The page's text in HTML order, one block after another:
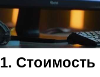
1. Стоимость